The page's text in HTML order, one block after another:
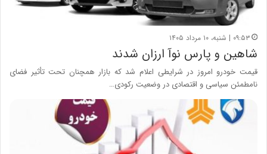
۰۹:۵۳ | شنبه، ۱۰ مرداد ۱۴۰۵
شاهین و پارس نوآ ارزان شدند
قیمت خودرو امروز در شرایطی اعلام شد که بازار همچنان تحت تأثیر فضای
نامطمئن سیاسی و اقتصادی در وضعیت رکودی…